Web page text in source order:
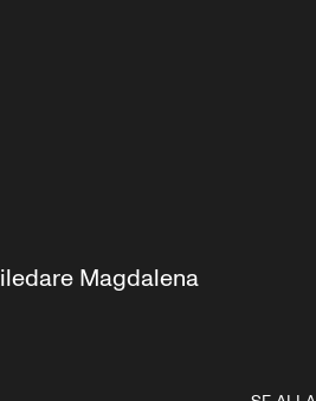
Magdalena